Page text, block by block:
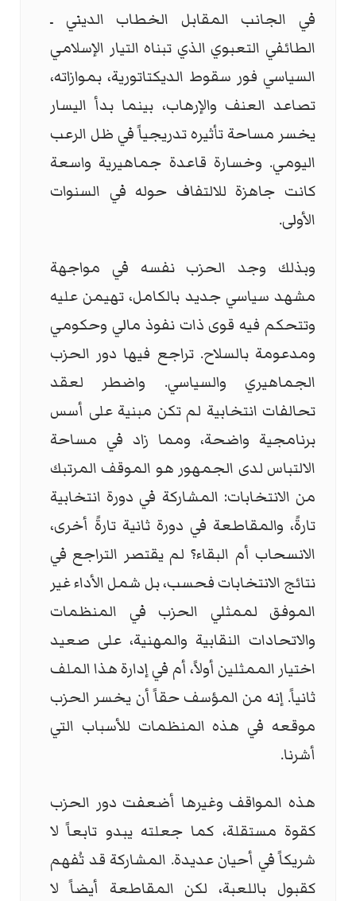
في الجانب المقابل الخطاب الديني ـ
الطائفي التعبوي الذي تبناه التيار الإسلامي
السياسي فور سقوط الديكتاتورية، بموازاته،
تصاعد العنف والإرهاب، بينما بدأ اليسار
يخسر مساحة تأثيره تدريجياً في ظل الرعب
اليومي. وخسارة قاعدة جماهيرية واسعة
كانت جاهزة للالتفاف حوله في السنوات
الأولى.
وبذلك وجد الحزب نفسه في مواجهة
مشهد سياسي جديد بالكامل، تهيمن عليه
وتتحكم فيه قوى ذات نفوذ مالي وحكومي
ومدعومة بالسلاح. تراجع فيها دور الحزب
الجماهيري والسياسي. واضطر لعقد
تحالفات انتخابية لم تكن مبنية على أسس
برنامجية واضحة، ومما زاد في مساحة
الالتباس لدى الجمهور هو الموقف المرتبك
من الانتخابات: المشاركة في دورة انتخابية
تارةً، والمقاطعة في دورة ثانية تارةً أخرى،
الانسحاب أم البقاء؟ لم يقتصر التراجع في
نتائج الانتخابات فحسب، بل شمل الأداء غير
الموفق لممثلي الحزب في المنظمات
والاتحادات النقابية والمهنية، على صعيد
اختيار الممثلين أولاً، أم في إدارة هذا الملف
ثانياً. إنه من المؤسف حقاً أن يخسر الحزب
موقعه في هذه المنظمات للأسباب التي
أشرنا.
هذه المواقف وغيرها أضعفت دور الحزب
كقوة مستقلة، كما جعلته يبدو تابعاً لا
شريكاً في أحيان عديدة. المشاركة قد تُفهم
كقبول باللعبة، لكن المقاطعة أيضاً لا